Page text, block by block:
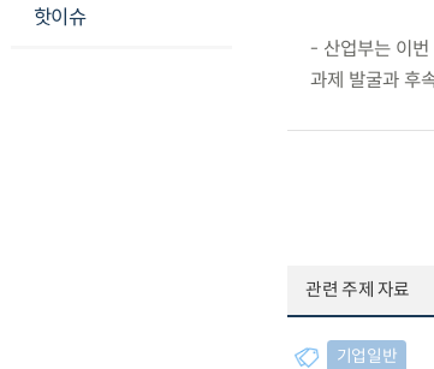
핫이슈
- 산업부는 이번
과제 발굴과 후
관련 주제 자료
기업일반